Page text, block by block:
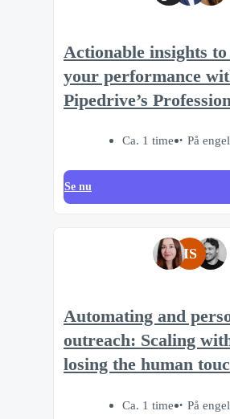
Actionable insights
your performance
Pipedrive’s
Ca. 1 time På
Se nu
IS
Automating and
outreach: Scaling
losing the human
Ca. 1 time På